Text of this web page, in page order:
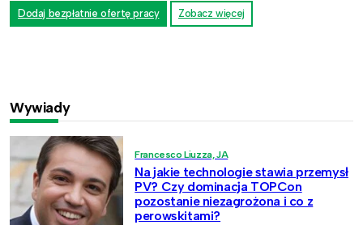
Dodaj bezpłatnie ofertę pracy Zobacz więcej
Wywiady
Francesco Liuzza, JA
Na jakie technologie stawia przemysł
PV? Czy dominacja TOPCon
pozostanie niezagrożona i co z
perowskitami?